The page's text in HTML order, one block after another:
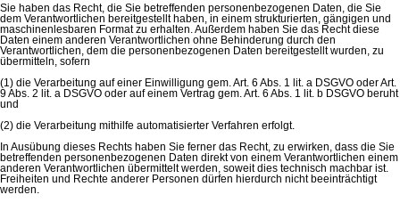
Sie haben das Recht, die Sie betreffenden personenbezogenen Daten, die Sie
dem Verantwortlichen bereitgestellt haben, in einem strukturierten, gängigen und
maschinenlesbaren Format zu erhalten. Außerdem haben Sie das Recht diese
Daten einem anderen Verantwortlichen ohne Behinderung durch den
Verantwortlichen, dem die personenbezogenen Daten bereitgestellt wurden, zu
übermitteln, sofern
(1) die Verarbeitung auf einer Einwilligung gem. Art. 6 Abs. 1 lit. a DSGVO oder Art.
9 Abs. 2 lit. a DSGVO oder auf einem Vertrag gem. Art. 6 Abs. 1 lit. b DSGVO beruht
und
(2) die Verarbeitung mithilfe automatisierter Verfahren erfolgt.
In Ausübung dieses Rechts haben Sie ferner das Recht, zu erwirken, dass die Sie
betreffenden personenbezogenen Daten direkt von einem Verantwortlichen einem
anderen Verantwortlichen übermittelt werden, soweit dies technisch machbar ist.
Freiheiten und Rechte anderer Personen dürfen hierdurch nicht beeinträchtigt
werden.